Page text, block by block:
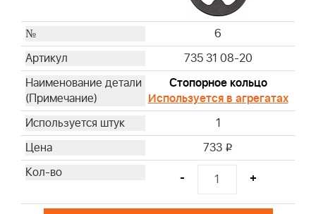
6
735 31 08-20
Стопорное кольцо
Используется в агрегатах
1
733 i
- +